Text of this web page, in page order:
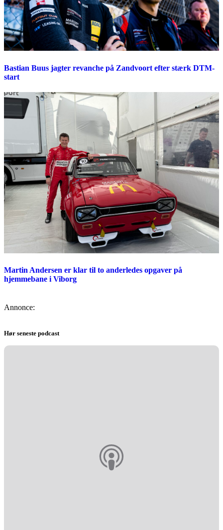
Bastian Buus jagter revanche på Zandvoort efter stærk DTM-
start
Martin Andersen er klar til to anderledes opgaver på
hjemmebane i Viborg
Annonce:
Hør seneste podcast